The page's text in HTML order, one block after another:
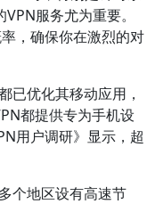
服务尤为重要。
，确保你在激烈的对
已优化其移动应用，
都提供专为手机设
用户调研》显示，超
个地区设有高速节